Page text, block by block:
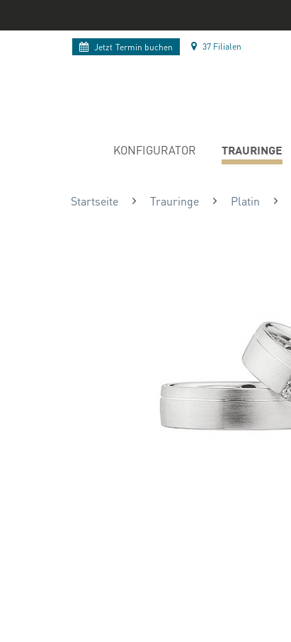
Jetzt Termin buchen 37 Filialen
KONFIGURATOR TRAURINGE
Startseite Trauringe Platin